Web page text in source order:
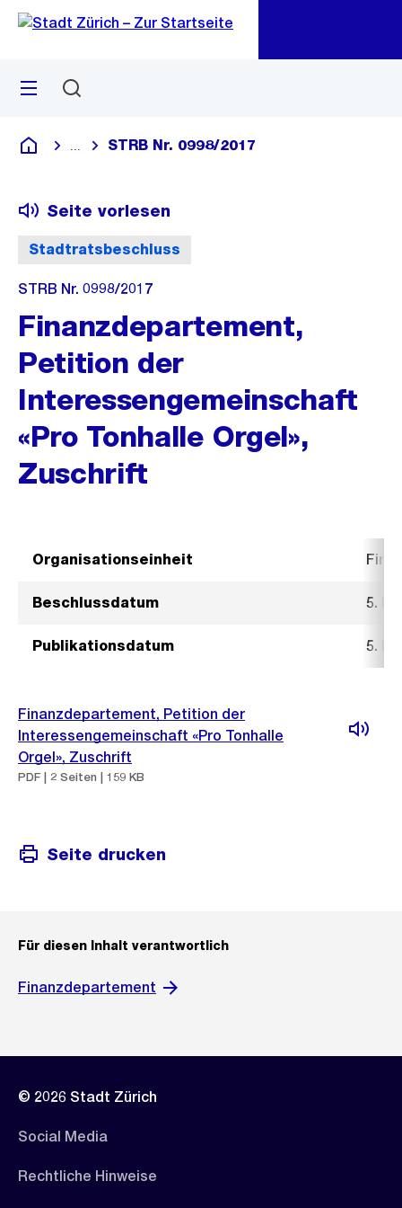
Navigation
Sprunglink
Menü
Deutsch
Blende alle Breadcrumbs ein
STRB Nr. 0998/2017
Stadtratsbeschluss
Seite vorlesen
STRB Nr. 0998/2017
Finanzdepartement,
Petition der
Interessengemeinschaft
«Pro Tonhalle Orgel»,
Zuschrift
Organisationseinheit
Beschlussdatum 5.
Publikationsdatum 5.
Finanzdepartement, Petition der
Interessengemeinschaft «Pro Tonhalle
Orgel», Zuschrift
PDF | 2 Seiten | 159 KB
Seite drucken
Für diesen Inhalt verantwortlich
Finanzdepartement
© 2026 Stadt Zürich
Social Media
Rechtliche Hinweise